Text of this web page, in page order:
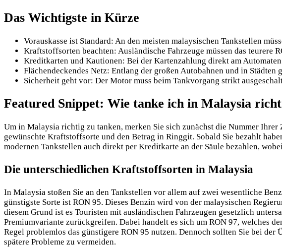
Das Wichtigste in Kürze
Vorauskasse ist Standard: An den meisten malaysischen Tankstellen
Kraftstoffsorten beachten: Ausländische Fahrzeuge müssen das teurere
Kreditkarten und Kautionen: Bei der Kartenzahlung direkt am
Flächendeckendes Netz: Entlang der großen Autobahnen und in
Sicherheit geht vor: Der Motor muss beim Tankvorgang strikt
Featured Snippet: Wie tanke ich in Malaysia
Um in Malaysia richtig zu tanken, merken Sie sich zunächst die Nummer Ihrer
gewünschte Kraftstoffsorte und den Betrag in Ringgit. Sobald Sie bezahlt
modernen Tankstellen auch direkt per Kreditkarte an der Säule bezahlen,
Die unterschiedlichen Kraftstoffsorten in Malaysia
In Malaysia stoßen Sie an den Tankstellen vor allem auf zwei wesentliche
günstigste Sorte ist RON 95. Dieses Benzin wird von der malaysischen
diesem Grund ist es Touristen mit ausländischen Fahrzeugen gesetzlich
Premiumvariante zurückgreifen. Dabei handelt es sich um RON 97, welches
Regel problemlos das günstigere RON 95 nutzen. Dennoch sollten Sie bei
spätere Probleme zu vermeiden.